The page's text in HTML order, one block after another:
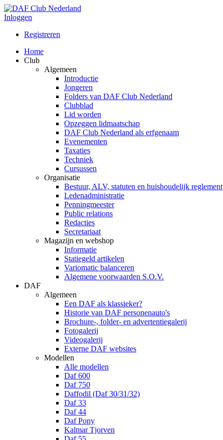
Inloggen
Registreren
Home
Club
Algemeen
Introductie
Jongeren
Folders van DAF Club Nederland
Clubblad
Lid worden
Opzeggen lidmaatschap
DAF Club Nederland als erfgenaam
Evenementen
Taxaties
Techniek
Cursussen
Organisatie
Bestuur, ALV, statuten en huishoudelijk reglement
Ledenadministratie
Penningmeester
Public relations
Redacties
Secretariaat
Magazijn en webshop
Informatie
Statiegeld artikelen
Variomatic balanceren
Algemene voorwaarden S.O.V.
DAF
Algemeen
Een DAF als klassieker?
Historie van DAF personenauto's
Brochure-, folder- en advertentiegalerij
Fotogalerij
Videogalerij
Externe DAF websites
Modellen
Alle modellen
Daf 600
Daf 750
Daffodil (Daf 30/31/32)
Daf 33
Daf 44
Daf Pony
Kalmar Tjorven